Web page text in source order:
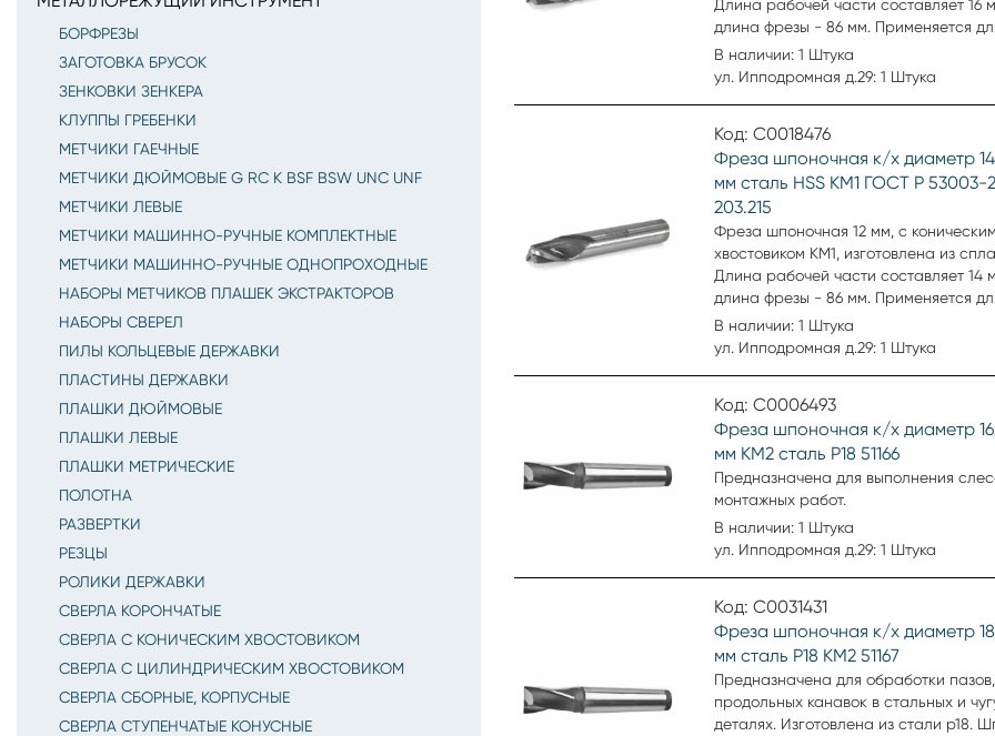
БОРФРЕЗЫ
ЗАГОТОВКА БРУСОК
ЗЕНКОВКИ ЗЕНКЕРА
КЛУППЫ ГРЕБЕНКИ
МЕТЧИКИ ГАЕЧНЫЕ
МЕТЧИКИ ДЮЙМОВЫЕ G RC K BSF BSW UNC UNF
МЕТЧИКИ ЛЕВЫЕ
МЕТЧИКИ МАШИННО-РУЧНЫЕ КОМПЛЕКТНЫЕ
МЕТЧИКИ МАШИННО-РУЧНЫЕ ОДНОПРОХОДНЫЕ
НАБОРЫ МЕТЧИКОВ ПЛАШЕК ЭКСТРАКТОРОВ
НАБОРЫ СВЕРЕЛ
ПИЛЫ КОЛЬЦЕВЫЕ ДЕРЖАВКИ
ПЛАСТИНЫ ДЕРЖАВКИ
ПЛАШКИ ДЮЙМОВЫЕ
ПЛАШКИ ЛЕВЫЕ
ПЛАШКИ МЕТРИЧЕСКИЕ
ПОЛОТНА
РАЗВЕРТКИ
РЕЗЦЫ
РОЛИКИ ДЕРЖАВКИ
СВЕРЛА КОРОНЧАТЫЕ
СВЕРЛА С КОНИЧЕСКИМ ХВОСТОВИКОМ
СВЕРЛА С ЦИЛИНДРИЧЕСКИМ ХВОСТОВИКОМ
СВЕРЛА СБОРНЫЕ, КОРПУСНЫЕ
СВЕРЛА СТУПЕНЧАТЫЕ КОНУСНЫЕ
Длина рабочей части составляет 16
длина фрезы - 86 мм. Применяется
черновой и получистовой обработки
шпоночных пазов. Шпоночная фреза
обрабатывает дно паза. Боковые
формируют стенки. Соответствует
(ГОСТ Р 53003-2008).
В наличии: 1 Штука
ул. Ипподромная д.29: 1 Штука
Код: С0018476
Фреза шпоночная к/х диаметр
мм сталь HSS КМ1 ГОСТ Р 53003-
203.215
Фреза шпоночная 12 мм, с коническим
хвостовиком КМ1, изготовлена из
Длина рабочей части составляет 14
длина фрезы - 86 мм. Применяется
черновой и получистовой обработки
шпоночных пазов. Шпоночная фреза
обрабатывает дно паза. Боковые
формируют стенки. Соответствует
(ГОСТ Р 53003-2008).
В наличии: 1 Штука
ул. Ипподромная д.29: 1 Штука
Код: С0006493
Фреза шпоночная к/х диаметр
мм КМ2 сталь Р18 51166
Предназначена для выполнения слесарно
монтажных работ.
В наличии: 1 Штука
ул. Ипподромная д.29: 1 Штука
Код: С0031431
Фреза шпоночная к/х диаметр
мм сталь Р18 КМ2 51167
Предназначена для обработки пазов,
продольных канавок в стальных и
деталях. Изготовлена из стали р18.